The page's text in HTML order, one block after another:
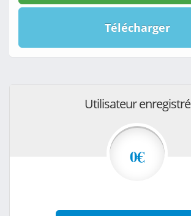
Télécharger
Utilisateur enregistré
0€